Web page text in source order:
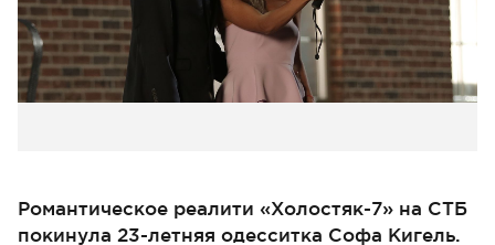
Романтическое реалити «Холостяк-7» на СТБ
покинула 23-летняя одесситка Софа Кигель.